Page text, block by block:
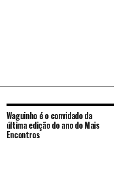
Waguinho é o convidado da
última edição do ano do Mais
Encontros